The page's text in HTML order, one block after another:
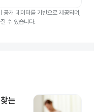
개 데이터를 기반으로 제공되며,
수 있습니다.
는